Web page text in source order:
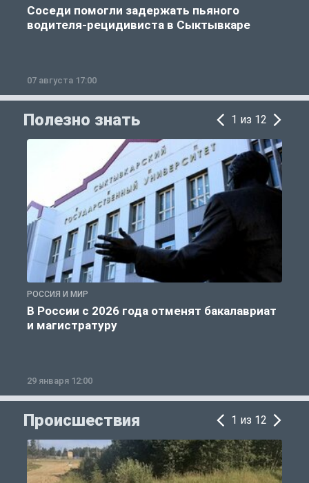
Соседи помогли задержать пьяного
водителя-рецидивиста в Сыктывкаре
07 августа 17:00
Полезно знать 1 из 12
РОССИЯ И МИР
В России с 2026 года отменят бакалавриат
и магистратуру
29 января 12:00
Происшествия 1 из 12